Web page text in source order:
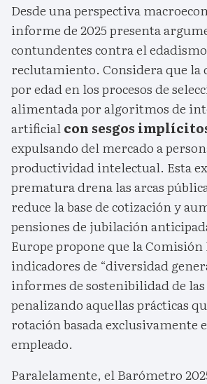
Desde una perspectiva
informe de 2025 presenta
contundentes contra el
reclutamiento. Considera que
por edad en los procesos de
alimentada por algoritmos de
artificialcon sesgos
expulsando del mercado a
productividad intelectual. Esta
prematura drena las arcas
reduce la base de cotización y
pensiones de jubilación
Europe propone que la
indicadores de “diversidad
informes de sostenibilidad de las
penalizando aquellas prácticas
rotación basada exclusivamente
empleado.
Paralelamente, el Barómetro